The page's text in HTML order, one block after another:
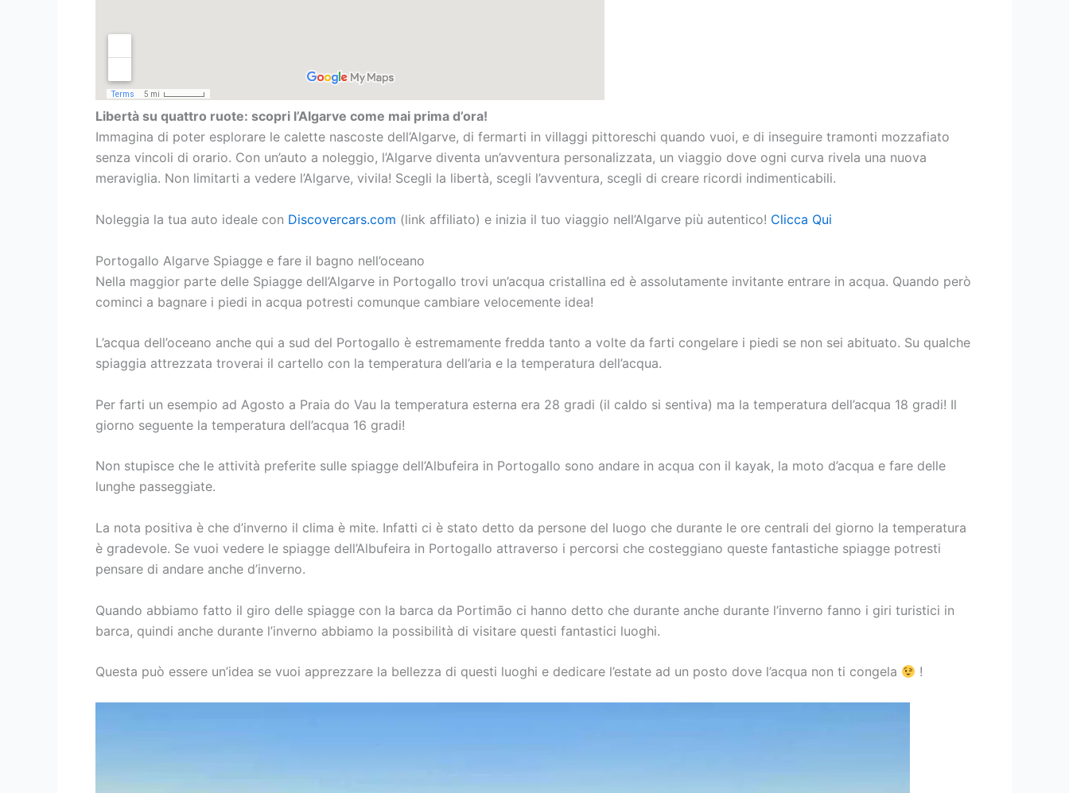
Libertà su quattro ruote: scopri l’Algarve come mai prima d’ora!
Immagina di poter esplorare le calette nascoste dell’Algarve, di fermarti in villaggi pittoreschi quando vuoi, e di inseguire tramonti mozzafiato
senza vincoli di orario. Con un’auto a noleggio, l’Algarve diventa un’avventura personalizzata, un viaggio dove ogni curva rivela una nuova
meraviglia. Non limitarti a vedere l’Algarve, vivila! Scegli la libertà, scegli l’avventura, scegli di creare ricordi indimenticabili.
Noleggia la tua auto ideale con Discovercars.com (link affiliato) e inizia il tuo viaggio nell’Algarve più autentico! Clicca Qui
Portogallo Algarve Spiagge e fare il bagno nell’oceano
Nella maggior parte delle Spiagge dell’Algarve in Portogallo trovi un’acqua cristallina ed è assolutamente invitante entrare in acqua. Quando però
cominci a bagnare i piedi in acqua potresti comunque cambiare velocemente idea!
L’acqua dell’oceano anche qui a sud del Portogallo è estremamente fredda tanto a volte da farti congelare i piedi se non sei abituato. Su qualche
spiaggia attrezzata troverai il cartello con la temperatura dell’aria e la temperatura dell’acqua.
Per farti un esempio ad Agosto a Praia do Vau la temperatura esterna era 28 gradi (il caldo si sentiva) ma la temperatura dell’acqua 18 gradi! Il
giorno seguente la temperatura dell’acqua 16 gradi!
Non stupisce che le attività preferite sulle spiagge dell’Albufeira in Portogallo sono andare in acqua con il kayak, la moto d’acqua e fare delle
lunghe passeggiate.
La nota positiva è che d’inverno il clima è mite. Infatti ci è stato detto da persone del luogo che durante le ore centrali del giorno la temperatura
è gradevole. Se vuoi vedere le spiagge dell’Albufeira in Portogallo attraverso i percorsi che costeggiano queste fantastiche spiagge potresti
pensare di andare anche d’inverno.
Quando abbiamo fatto il giro delle spiagge con la barca da Portimão ci hanno detto che durante anche durante l’inverno fanno i giri turistici in
barca, quindi anche durante l’inverno abbiamo la possibilità di visitare questi fantastici luoghi.
Questa può essere un’idea se vuoi apprezzare la bellezza di questi luoghi e dedicare l’estate ad un posto dove l’acqua non ti congela !